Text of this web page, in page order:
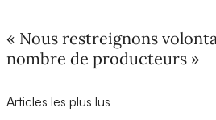
« Nous restreignons
nombre de producteurs »
Articles les plus lus